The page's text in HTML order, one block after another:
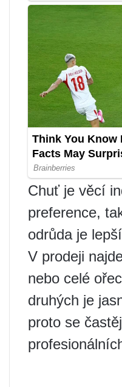
Chuť je věcí
preference,
odrůda je
V prodeji
nebo celé
druhých je
proto se